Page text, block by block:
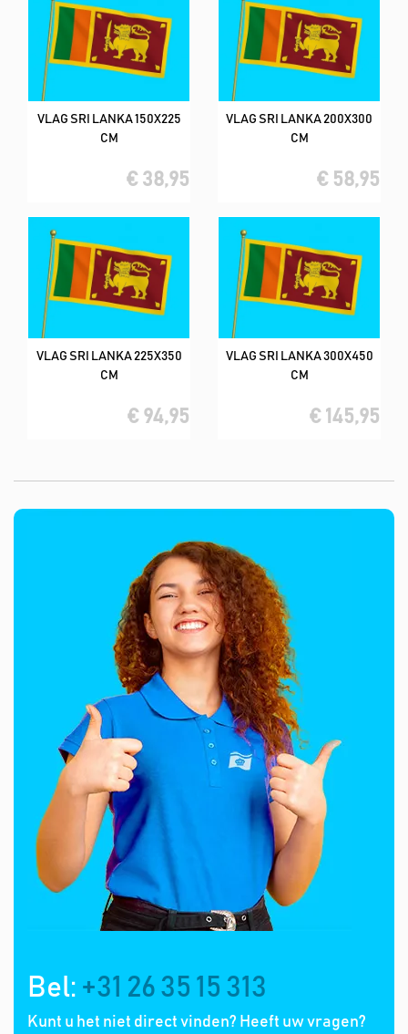
VLAG SRI LANKA 150X225
CM
€ 38,95
VLAG SRI LANKA 200X300
CM
€ 58,95
VLAG SRI LANKA 225X350
CM
€ 94,95
VLAG SRI LANKA 300X450
CM
€ 145,95
Bel: +31 26 35 15 313
Kunt u het niet direct vinden? Heeft uw vragen?